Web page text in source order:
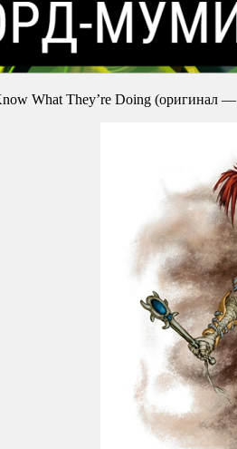
What They’re Doing (оригинал —